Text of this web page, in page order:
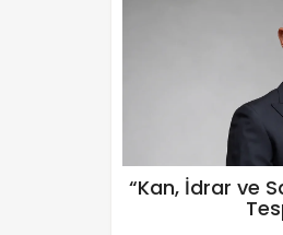
“Kan, İdrar ve